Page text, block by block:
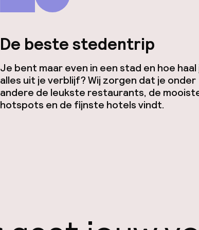
De beste stedentrip
Je bent maar even in een stad en hoe haal
alles uit je verblijf? Wij zorgen dat je onder
andere de leukste restaurants, de
hotspots en de fijnste hotels vindt.